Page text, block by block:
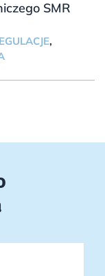
SMR
,